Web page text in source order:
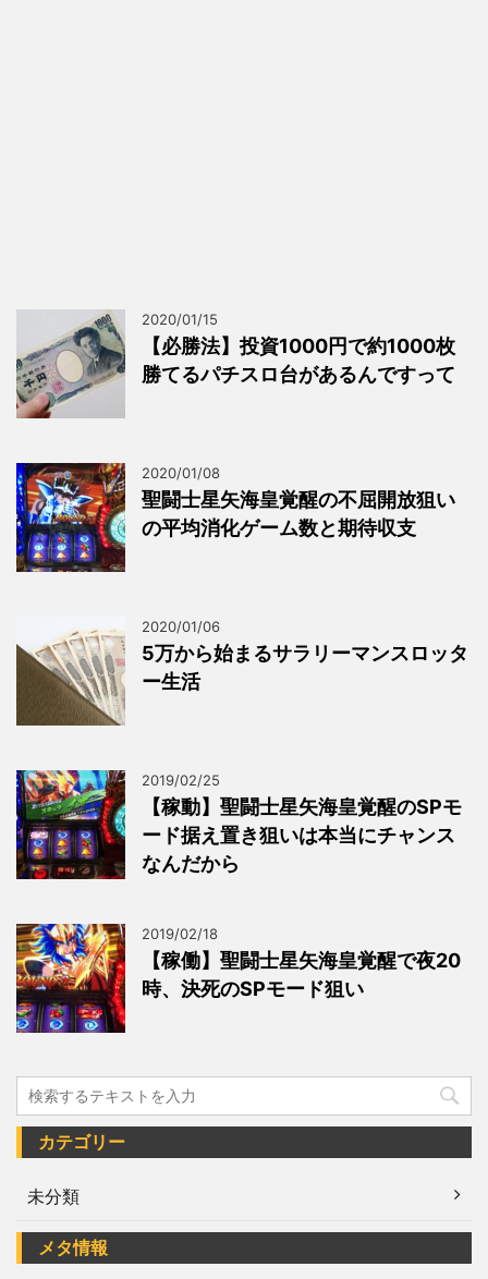
2020/01/15
【必勝法】投資1000円で約1000枚
勝てるパチスロ台があるんですって
2020/01/08
聖闘士星矢海皇覚醒の不屈開放狙い
の平均消化ゲーム数と期待収支
2020/01/06
5万から始まるサラリーマンスロッタ
ー生活
2019/02/25
【稼動】聖闘士星矢海皇覚醒のSPモ
ード据え置き狙いは本当にチャンス
なんだから
2019/02/18
【稼働】聖闘士星矢海皇覚醒で夜20
時、決死のSPモード狙い
カテゴリー
未分類
メタ情報